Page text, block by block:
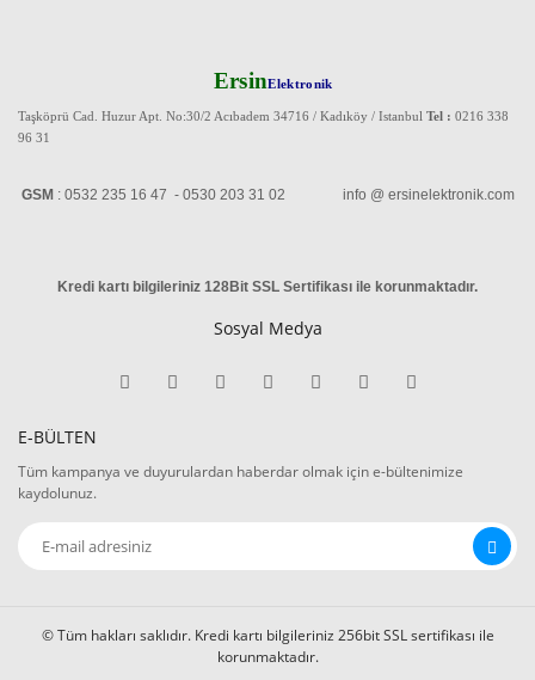
ErsinElektronik
Taşköprü Cad. Huzur Apt. No:30/2 Acıbadem 34716 / Kadıköy / Istanbul Tel : 0216 338
96 31
GSM : 0532 235 16 47 - 0530 203 31 02 info @ ersinelektronik.com
Kredi kartı bilgileriniz 128Bit SSL Sertifikası ile korunmaktadır.
Sosyal Medya
E-BÜLTEN
Tüm kampanya ve duyurulardan haberdar olmak için e-bültenimize
kaydolunuz.
© Tüm hakları saklıdır. Kredi kartı bilgileriniz 256bit SSL sertifikası ile
korunmaktadır.